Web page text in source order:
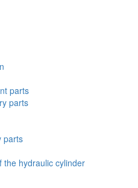
parts
parts
parts
the hydraulic cylinder